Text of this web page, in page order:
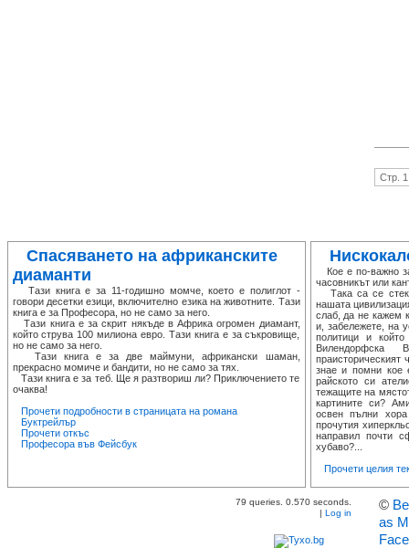
Стр.
Спасяването на африканските
диаманти
Тази книга е за 11-годишно момче, което е полиглот -
говори десетки езици, включително езика на животните. Тази
книга е за Професора, но не само за него.
Тази книга е за скрит някъде в Африка огромен диамант,
който струва 100 милиона евро. Тази книга е за съкровище,
но не само за него.
Тази книга е за две маймуни, африкански шаман,
прекрасно момиче и бандити, но не само за тях.
Тази книга е за теб. Ще я разтвориш ли? Приключението те
очаква!
Прочети подробности в страницата на романа
Буктрейлър
Прочети откъс
Професора във Фейсбук
Кое е по-важно
часовникът или
Така са се
нашата
слаб, да не кажем
и, забележете, на
политици и
знае и помни кое
райското си
тежащите на
картините си?
освен пълни
прочутия
направил почти
хубаво?...
Прочети целия
79 queries. 0.570 seconds.
| Log in
©
as